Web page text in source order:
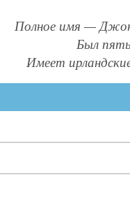
Полное имя —
Был
Имеет